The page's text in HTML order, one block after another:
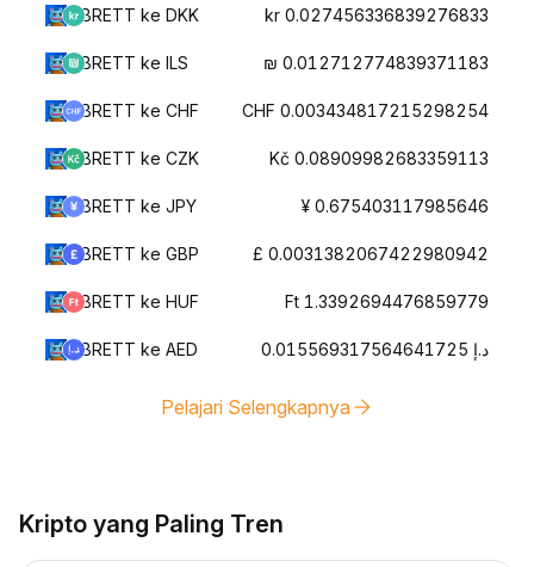
BRETT ke DKK kr 0.027456336839276833
BRETT ke ILS ₪ 0.012712774839371183
BRETT ke CHF CHF 0.003434817215298254
BRETT ke CZK Kč 0.08909982683359113
BRETT ke JPY ¥ 0.675403117985646
BRETT ke GBP £ 0.0031382067422980942
BRETT ke HUF Ft 1.3392694476859779
BRETT ke AED د.إ 0.015569317564641725
Pelajari Selengkapnya
Kripto yang Paling Tren